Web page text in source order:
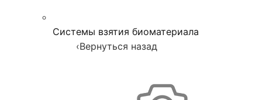
Системы взятия биоматериала
‹Вернуться назад